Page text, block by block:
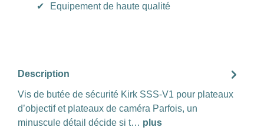
✔
Equipement de haute qualité
Description
Vis de butée de sécurité Kirk SSS-V1 pour plateaux
d’objectif et plateaux de caméra Parfois, un
minuscule détail décide si t… plus